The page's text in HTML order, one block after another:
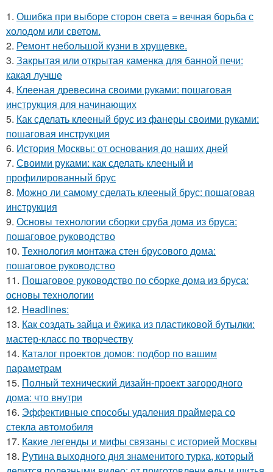
1. Ошибка при выборе сторон света = вечная борьба с
холодом или светом.
2. Ремонт небольшой кузни в хрущевке.
3. Закрытая или открытая каменка для банной печи:
какая лучше
4. Клееная древесина своими руками: пошаговая
инструкция для начинающих
5. Как сделать клееный брус из фанеры своими руками:
пошаговая инструкция
6. История Москвы: от основания до наших дней
7. Своими руками: как сделать клееный и
профилированный брус
8. Можно ли самому сделать клееный брус: пошаговая
инструкция
9. Основы технологии сборки сруба дома из бруса:
пошаговое руководство
10. Технология монтажа стен брусового дома:
пошаговое руководство
11. Пошаговое руководство по сборке дома из бруса:
основы технологии
12. Headlines:
13. Как создать зайца и ёжика из пластиковой бутылки:
мастер-класс по творчеству
14. Каталог проектов домов: подбор по вашим
параметрам
15. Полный технический дизайн-проект загородного
дома: что внутри
16. Эффективные способы удаления праймера со
стекла автомобиля
17. Какие легенды и мифы связаны с историей Москвы
18. Рутина выходного дня знаменитого турка, который